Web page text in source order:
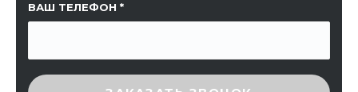
ВАШ ТЕЛЕФОН
ВВЕДИТЕ ПРОВЕРОЧНЫЙ КОД